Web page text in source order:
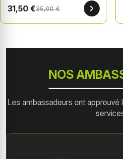
31,50 €35,00 €
NOS
Les ambassadeurs ont